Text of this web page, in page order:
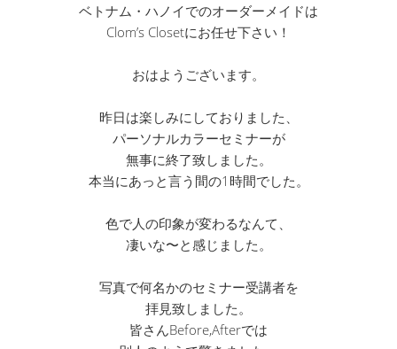
ベトナム・ハノイでのオーダーメイドは
Clom’s Closetにお任せ下さい！
おはようございます。
昨日は楽しみにしておりました、
パーソナルカラーセミナーが
無事に終了致しました。
本当にあっと言う間の1時間でした。
色で人の印象が変わるなんて、
凄いな〜と感じました。
写真で何名かのセミナー受講者を
拝見致しました。
皆さんBefore,Afterでは